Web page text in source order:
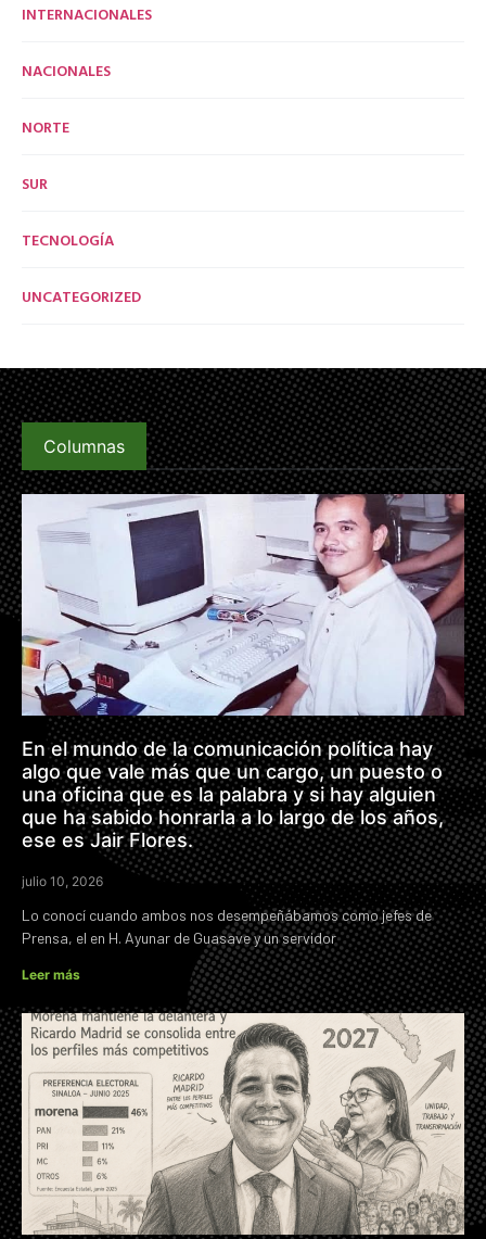
INTERNACIONALES
NACIONALES
NORTE
SUR
TECNOLOGÍA
UNCATEGORIZED
Columnas
En el mundo de la comunicación política hay
algo que vale más que un cargo, un puesto o
una oficina que es la palabra y si hay alguien
que ha sabido honrarla a lo largo de los años,
ese es Jair Flores.
julio 10, 2026
Lo conocí cuando ambos nos desempeñábamos como jefes de
Prensa, el en H. Ayunar de Guasave y un servidor
Leer más